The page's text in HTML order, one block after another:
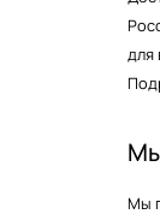
для
Мы